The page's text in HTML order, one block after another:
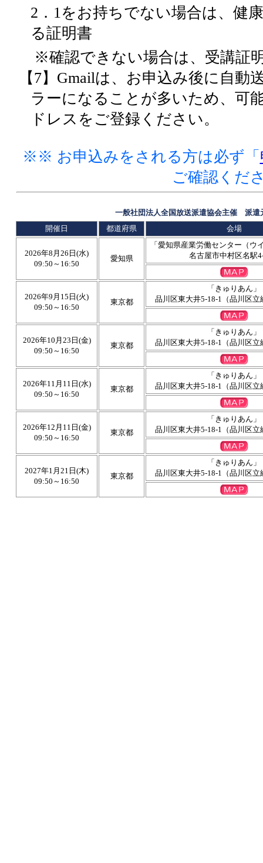
2．1をお持ちでない場合は、健
る証明書
※確認できない場合は、受講証
【7】Gmailは、お申込み後に自
ラーになることが多いため、可
ドレスをご登録ください。
※※ お申込みをされる方は必ず「
ご確認くだ
一般社団法人全国放送派遣協会主催 派遣
開催日
都道府県 会場
2026年8月26日(水)
09:50～16:50
愛知県
「愛知県産業労働センター（ウ
名古屋市中村区名駅
2026年9月15日(火)
09:50～16:50
東京都
「きゅりあん」
品川区東大井5-18-1（品川区立
2026年10月23日(金)
09:50～16:50
東京都
「きゅりあん」
品川区東大井5-18-1（品川区立
2026年11月11日(水)
09:50～16:50
東京都
「きゅりあん」
品川区東大井5-18-1（品川区立
2026年12月11日(金)
09:50～16:50
東京都
「きゅりあん」
品川区東大井5-18-1（品川区立
2027年1月21日(木)
09:50～16:50
東京都
「きゅりあん」
品川区東大井5-18-1（品川区立